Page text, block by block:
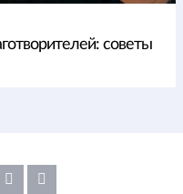
советы